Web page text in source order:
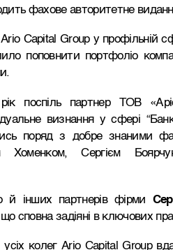
фахове авторитетне
Capital Group у профільній
поповнити портфоліо
поспіль партнер ТОВ
визнання у сфері
поряд з добре знаними
Хоменком, Сергієм
й інших партнерів фірми
сповна задіяні в ключових
усіх колег Ario Capital Group